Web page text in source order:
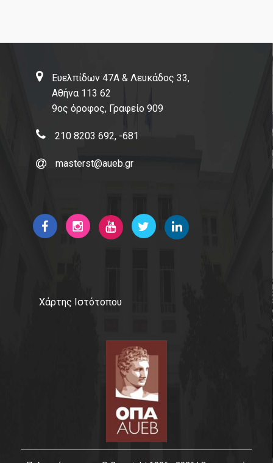
Ευελπίδων 47Α & Λευκάδος 33,
Αθήνα 113 62
9ος όροφος, Γραφείο 909
210 8203 692, -681
masterst@aueb.gr
Χάρτης Ιστότοπου